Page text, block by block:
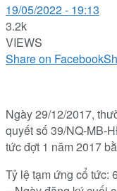
19/05/2022 - 19:13
3.2k
VIEWS
Share on Facebook
Ngày 29/12/2017,
quyết số 39/NQ-MB-
tức đợt 1 năm 2017
Tỷ lệ tạm ứng cổ tức: